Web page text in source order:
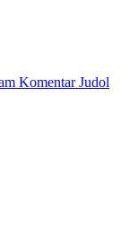
Komentar Judol